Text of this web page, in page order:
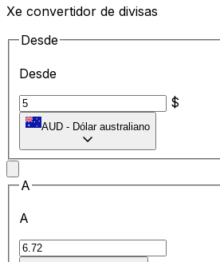
Xe convertidor de divisas
Desde
Desde
$
AUD - Dólar australiano
A
A